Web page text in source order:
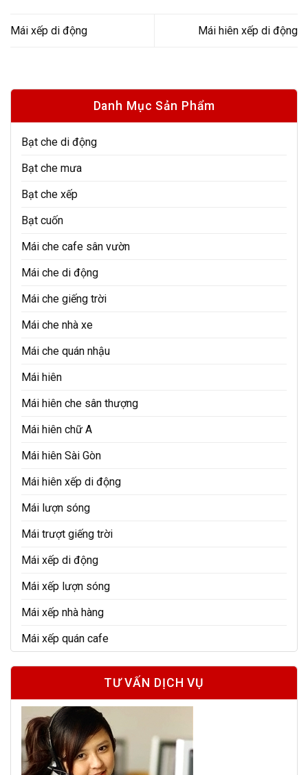
Danh Mục Sản Phẩm
Bạt che di động
Bạt che mưa
Bạt che xếp
Bạt cuốn
Mái che cafe sân vườn
Mái che di động
Mái che giếng trời
Mái che nhà xe
Mái che quán nhậu
Mái hiên
Mái hiên che sân thượng
Mái hiên chữ A
Mái hiên Sài Gòn
Mái hiên xếp di động
Mái lượn sóng
Mái trượt giếng trời
Mái xếp di động
Mái xếp lượn sóng
Mái xếp nhà hàng
Mái xếp quán cafe
TƯ VẤN DỊCH VỤ
Mái xếp di động Mái hiên xếp di động